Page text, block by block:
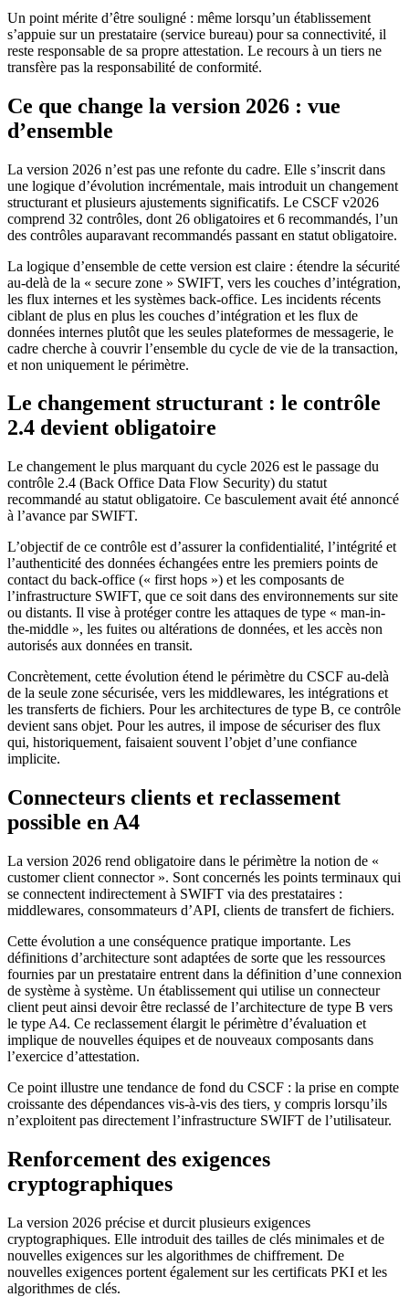
Un point mérite d’être souligné : même lorsqu’un établissement
s’appuie sur un prestataire (service bureau) pour sa connectivité, il
reste responsable de sa propre attestation. Le recours à un tiers ne
transfère pas la responsabilité de conformité.
Ce que change la version 2026 : vue
d’ensemble
La version 2026 n’est pas une refonte du cadre. Elle s’inscrit dans
une logique d’évolution incrémentale, mais introduit un changement
structurant et plusieurs ajustements significatifs. Le CSCF v2026
comprend 32 contrôles, dont 26 obligatoires et 6 recommandés, l’un
des contrôles auparavant recommandés passant en statut obligatoire.
La logique d’ensemble de cette version est claire : étendre la sécurité
au-delà de la « secure zone » SWIFT, vers les couches d’intégration,
les flux internes et les systèmes back-office. Les incidents récents
ciblant de plus en plus les couches d’intégration et les flux de
données internes plutôt que les seules plateformes de messagerie, le
cadre cherche à couvrir l’ensemble du cycle de vie de la transaction,
et non uniquement le périmètre.
Le changement structurant : le contrôle
2.4 devient obligatoire
Le changement le plus marquant du cycle 2026 est le passage du
contrôle 2.4 (Back Office Data Flow Security) du statut
recommandé au statut obligatoire. Ce basculement avait été annoncé
à l’avance par SWIFT.
L’objectif de ce contrôle est d’assurer la confidentialité, l’intégrité et
l’authenticité des données échangées entre les premiers points de
contact du back-office (« first hops ») et les composants de
l’infrastructure SWIFT, que ce soit dans des environnements sur site
ou distants. Il vise à protéger contre les attaques de type « man-in-
the-middle », les fuites ou altérations de données, et les accès non
autorisés aux données en transit.
Concrètement, cette évolution étend le périmètre du CSCF au-delà
de la seule zone sécurisée, vers les middlewares, les intégrations et
les transferts de fichiers. Pour les architectures de type B, ce contrôle
devient sans objet. Pour les autres, il impose de sécuriser des flux
qui, historiquement, faisaient souvent l’objet d’une confiance
implicite.
Connecteurs clients et reclassement
possible en A4
La version 2026 rend obligatoire dans le périmètre la notion de «
customer client connector ». Sont concernés les points terminaux qui
se connectent indirectement à SWIFT via des prestataires :
middlewares, consommateurs d’API, clients de transfert de fichiers.
Cette évolution a une conséquence pratique importante. Les
définitions d’architecture sont adaptées de sorte que les ressources
fournies par un prestataire entrent dans la définition d’une connexion
de système à système. Un établissement qui utilise un connecteur
client peut ainsi devoir être reclassé de l’architecture de type B vers
le type A4. Ce reclassement élargit le périmètre d’évaluation et
implique de nouvelles équipes et de nouveaux composants dans
l’exercice d’attestation.
Ce point illustre une tendance de fond du CSCF : la prise en compte
croissante des dépendances vis-à-vis des tiers, y compris lorsqu’ils
n’exploitent pas directement l’infrastructure SWIFT de l’utilisateur.
Renforcement des exigences
cryptographiques
La version 2026 précise et durcit plusieurs exigences
cryptographiques. Elle introduit des tailles de clés minimales et de
nouvelles exigences sur les algorithmes de chiffrement. De
nouvelles exigences portent également sur les certificats PKI et les
algorithmes de clés.